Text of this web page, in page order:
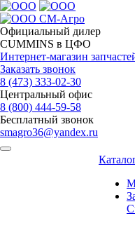
Официальный дилер
CUMMINS в ЦФО
Интернет-магазин
Заказать звонок
8 (473) 333-02-30
Центральный офис
8 (800) 444-59-58
Бесплатный звонок
smagro36@yandex.ru